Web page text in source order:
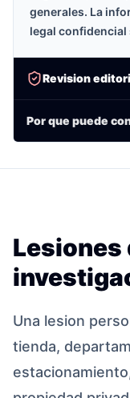
generales. La
legal confidencial
Revision
Por que puede
Lesiones
Una lesion
tienda,